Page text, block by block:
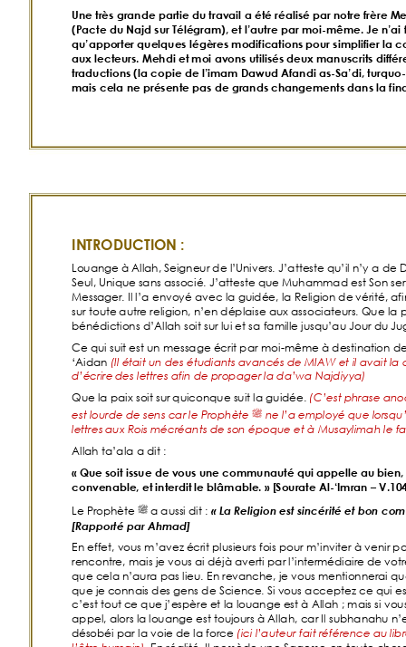
Une très grande partie du travail a été réalisé par notre frère
(Pacte du Najd sur Télégram), et l’autre par moi-même. Je n’ai
qu’apporter quelques légères modifications pour simplifier la
aux lecteurs. Mehdi et moi avons utilisés deux manuscrits
traductions (la copie de l’imam Dawud Afandi as-Sa’di,
mais cela ne présente pas de grands changements dans la
INTRODUCTION :
Louange à Allah, Seigneur de l’Univers. J’atteste qu’il n’y a de
Seul, Unique sans associé. J’atteste que Muhammad est Son
Messager. Il l’a envoyé avec la guidée, la Religion de vérité,
sur toute autre religion, n’en déplaise aux associateurs . Que la
bénédictions d’Allah soit sur lui et sa famille jusqu’au Jour du
Ce qui suit est un message écrit par moi-même à destination
‘Aidan (Il était un des étudiants avancés de MIAW et il avait la
d’écrire des lettres afin de propager la da’wa Najdiyya)
Que la paix soit sur quiconque suit la guidée. (C’est phrase
est lourde de sens car le Prophète ﷺ ne l’a employé que
lettres aux Rois mécréants de son époque et à Musaylimah le
Allah ta’ala a dit :
« Que soit issue de vous une communauté qui appelle au
convenable, et interdit le blâmable. » [Sourate Al-‘Imran –
Le Prophète ﷺ a aussi dit : « La Religion est sincérité et bon
[Rapporté par Ahmad]
En effet, vous m’avez écrit plusieurs fois pour m’inviter à venir
rencontre, mais je vous ai déjà averti par l’intermédiaire de
que cela n’aura pas lieu. En revanche, je vous mentionnerai q
que je connais des gens de Science. Si vous acceptez ce qui
c’est tout ce que j’espère et la louange est à Allah ; mais si
appel, alors la louange est toujours à Allah, car Il subhanahu
désobéi par la voie de la force (ici l’auteur fait référence au